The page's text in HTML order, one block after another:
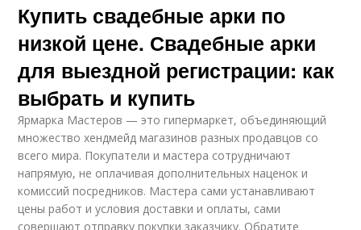
Купить свадебные арки по
низкой цене. Свадебные арки
для выездной регистрации: как
выбрать и купить
Ярмарка Мастеров — это гипермаркет, объединяющий
множество хендмейд магазинов разных продавцов со
всего мира. Покупатели и мастера сотрудничают
напрямую, не оплачивая дополнительных наценок и
комиссий посредников. Мастера сами устанавливают
цены работ и условия доставки и оплаты, сами
совершают отправку покупки заказчику. Обратите